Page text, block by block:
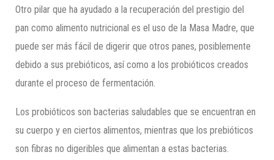
Otro pilar que ha ayudado a la recuperación del prestigio del
pan como alimento nutricional es el uso de la Masa Madre, que
puede ser más fácil de digerir que otros panes, posiblemente
debido a sus prebióticos, así como a los probióticos creados
durante el proceso de fermentación.
Los probióticos son bacterias saludables que se encuentran en
su cuerpo y en ciertos alimentos, mientras que los prebióticos
son fibras no digeribles que alimentan a estas bacterias.